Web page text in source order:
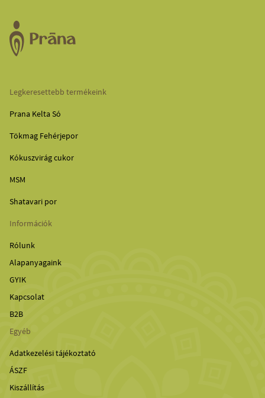
Legkeresettebb termékeink
Prana Kelta Só
Tökmag Fehérjepor
Kókuszvirág cukor
MSM
Shatavari por
Információk
Rólunk
Alapanyagaink
GYIK
Kapcsolat
B2B
Egyéb
Adatkezelési tájékoztató
ÁSZF
Kiszállítás